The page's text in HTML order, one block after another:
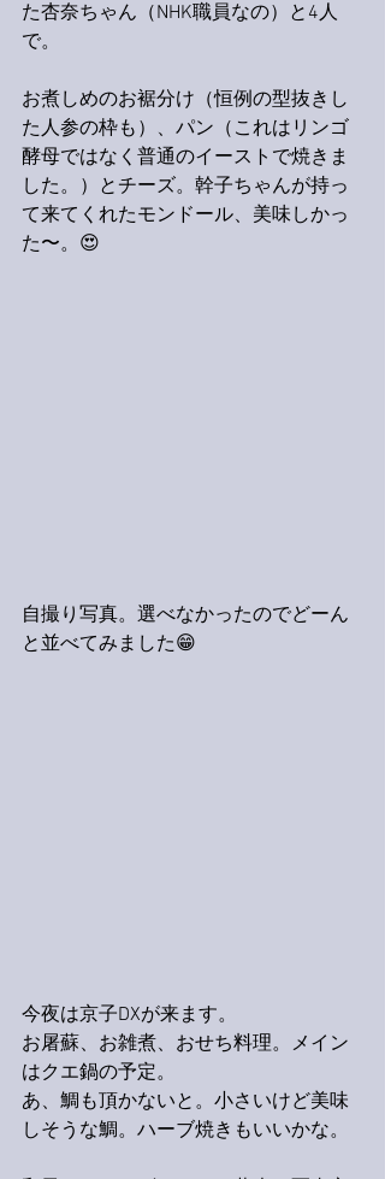
た杏奈ちゃん（NHK職員なの）と4人
で。
お煮しめのお裾分け（恒例の型抜きし
た人参の枠も）、パン（これはリンゴ
酵母ではなく普通のイーストで焼きま
した。）とチーズ。幹子ちゃんが持っ
て来てくれたモンドール、美味しかっ
た〜。😍
自撮り写真。選べなかったのでどーん
と並べてみました😁
今夜は京子DXが来ます。
お屠蘇、お雑煮、おせち料理。メイン
はクエ鍋の予定。
あ、鯛も頂かないと。小さいけど美味
しそうな鯛。ハーブ焼きもいいかな。